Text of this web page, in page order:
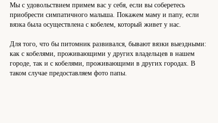
Мы с удовольствием примем вас у себя, если вы соберетесь
приобрести симпатичного малыша. Покажем маму и папу, если
вязка была осуществлена с кобелем, который живет у нас.
Для того, что бы питомник развивался, бывают вязки выездными:
как с кобелями, проживающими у других владельцев в нашем
городе, так и с кобелями, проживающими в других городах. В
таком случае предоставляем фото папы.